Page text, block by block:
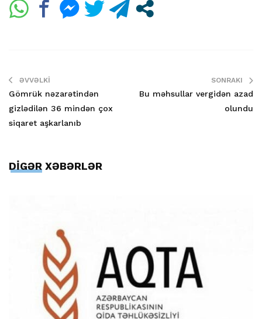
ƏVVƏLKI
Gömrük nəzarətindən
gizlədilən 36 mindən çox
siqaret aşkarlanıb
SONRAKI
Bu məhsullar vergidən azad
olundu
DİGƏR XƏBƏRLƏR